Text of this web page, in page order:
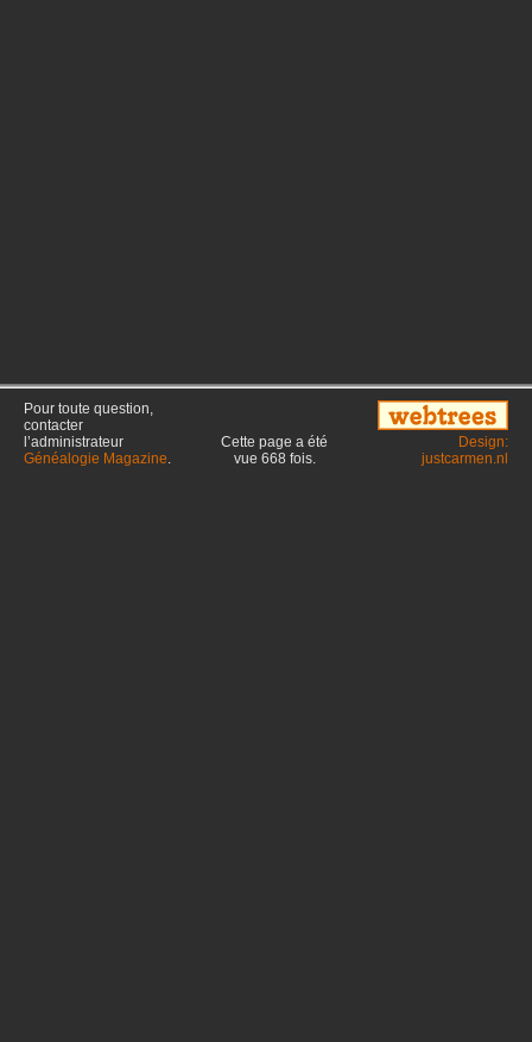
Pour toute question,
contacter
l’administrateur
Généalogie Magazine.
Cette page a été
vue 668 fois.
Design:
justcarmen.nl